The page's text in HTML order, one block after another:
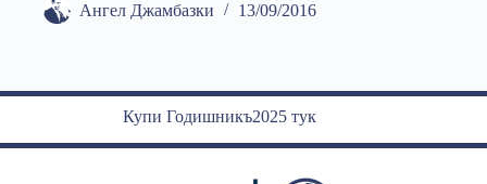
Ангел Джамбазки 13/09/2016
Купи Годишникъ2025 тук